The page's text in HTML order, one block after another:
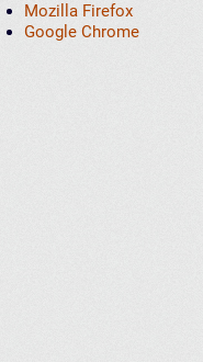
Mozilla Firefox
Google Chrome